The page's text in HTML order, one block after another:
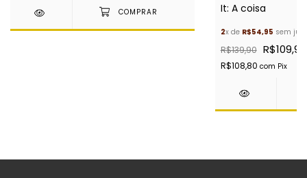
It: A coisa
2x de R$54,95 sem
R$139,90 R$109,90
R$108,80 com Pix